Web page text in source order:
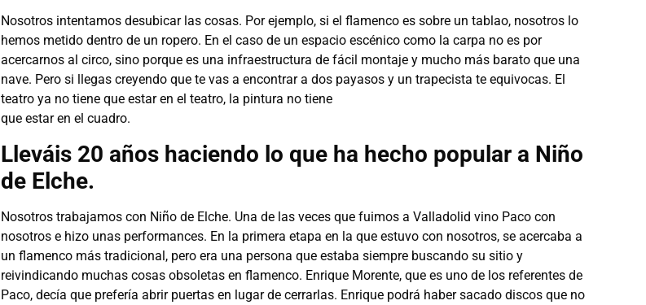
Nosotros intentamos desubicar las cosas. Por ejemplo, si el flamenco es sobre un tablao, nosotros lo
hemos metido dentro de un ropero. En el caso de un espacio escénico como la carpa no es por
acercarnos al circo, sino porque es una infraestructura de fácil montaje y mucho más barato que una
nave. Pero si llegas creyendo que te vas a encontrar a dos payasos y un trapecista te equivocas. El
teatro ya no tiene que estar en el teatro, la pintura no tiene
que estar en el cuadro.
Lleváis 20 años haciendo lo que ha hecho popular a Niño
de Elche.
Nosotros trabajamos con Niño de Elche. Una de las veces que fuimos a Valladolid vino Paco con
nosotros e hizo unas performances. En la primera etapa en la que estuvo con nosotros, se acercaba a
un flamenco más tradicional, pero era una persona que estaba siempre buscando su sitio y
reivindicando muchas cosas obsoletas en flamenco. Enrique Morente, que es uno de los referentes de
Paco, decía que prefería abrir puertas en lugar de cerrarlas. Enrique podrá haber sacado discos que no